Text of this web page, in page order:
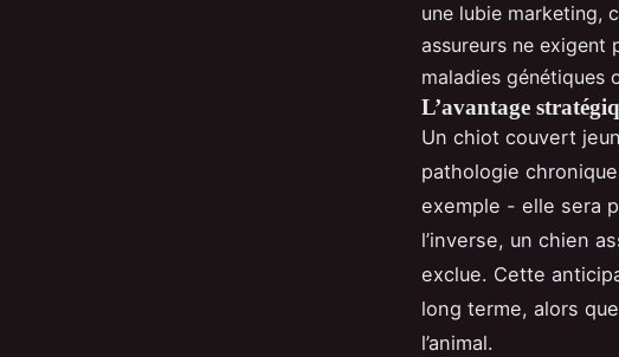
une lubie marketing,
assureurs ne exigent
maladies génétiques
L’avantage
Un chiot couvert
pathologie
exemple - elle sera
l’inverse, un chien
exclue. Cette
long terme, alors
l’animal.